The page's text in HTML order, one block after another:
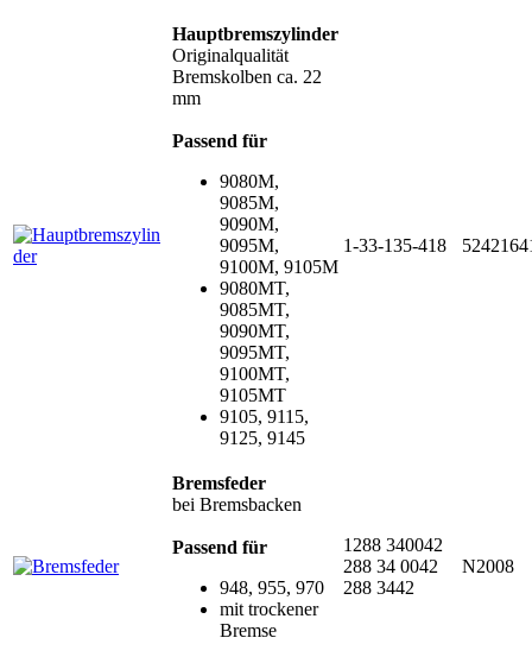
Hauptbremszylinder
Originalqualität
Bremskolben ca. 22
mm
Passend für
9080M,
9085M,
9090M,
9095M,
9100M, 9105M
9080MT,
9085MT,
9090MT,
9095MT,
9100MT,
9105MT
9105, 9115,
9125, 9145
1-33-135-418
Bremsfeder
bei Bremsbacken
Passend für
948, 955, 970
mit trockener
Bremse
1288 340042
288 34 0042
288 3442
N2008